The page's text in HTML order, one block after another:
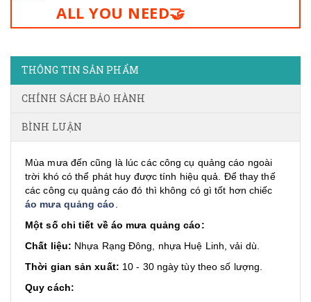
ALL YOU NEED🤝
THÔNG TIN SẢN PHẨM
CHÍNH SÁCH BẢO HÀNH
BÌNH LUẬN
Mùa mưa đến cũng là lúc các công cụ quảng cáo ngoài
trời khó có thể phát huy được tính hiệu quả. Để thay thế
các công cụ quảng cáo đó thì không có gì tốt hơn chiếc
áo mưa quảng cáo
Một số chi tiết về áo mưa quảng cáo:
Chất liệu: Nhựa Rạng Đông, nhựa Huệ Linh, vải dù.
Thời gian sản xuất: 10 - 30 ngày tùy theo số lượng.
Quy cách: